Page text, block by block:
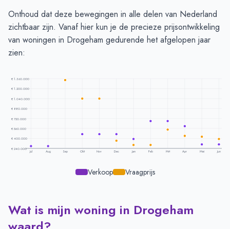
Onthoud dat deze bewegingen in alle delen van Nederland
zichtbaar zijn. Vanaf hier kun je de precieze prijsontwikkeling
van woningen in Drogeham gedurende het afgelopen jaar
zien:
€ 1.360.000
€ 1.200.000
€ 1.040.000
€ 880.000
€ 720.000
€ 560.000
€ 400.000
€ 240.000
Jul Aug Sep Okt Nov Dec Jan Feb Mrt Apr Mei Jun
Verkoop Vraagprijs
Prijsontwikkeling per maand -Drogeham
Vraagprijs
Verkoopprijs
Wat is mijn woning in Drogeham